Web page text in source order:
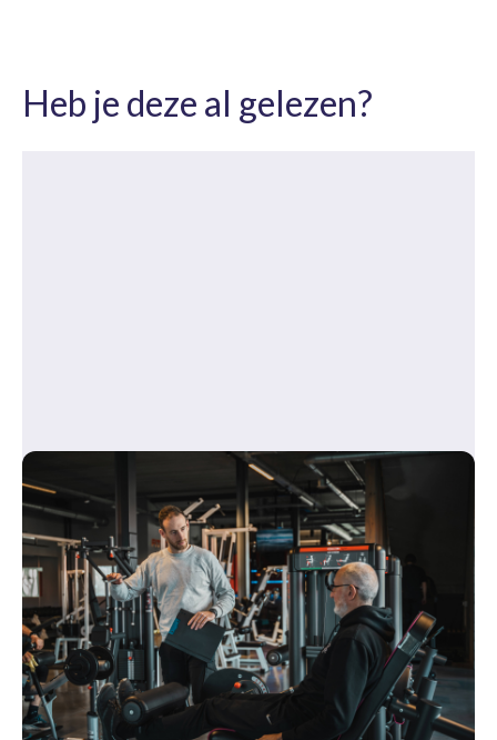
Heb je deze al gelezen?